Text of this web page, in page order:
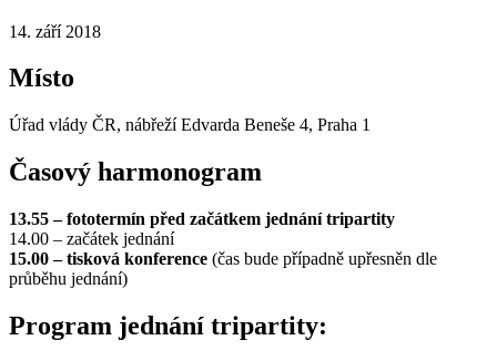
14. září 2018
Místo
Úřad vlády ČR, nábřeží Edvarda Beneše 4, Praha 1
Časový harmonogram
13.55 – fototermín před začátkem jednání tripartity
14.00 – začátek jednání
15.00 – tisková konference (čas bude případně upřesněn dle
průběhu jednání)
Program jednání tripartity: